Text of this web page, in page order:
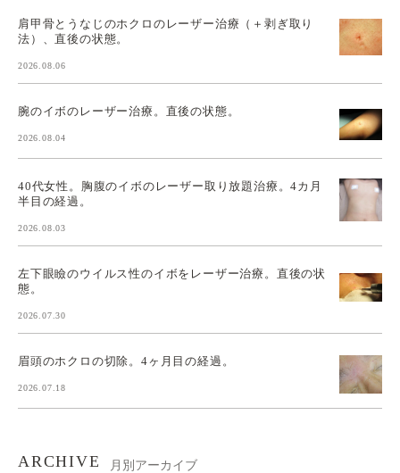
肩甲骨とうなじのホクロのレーザー治療（＋剥ぎ取り
法）、直後の状態。
2026.08.06
腕のイボのレーザー治療。直後の状態。
2026.08.04
40代女性。胸腹のイボのレーザー取り放題治療。4カ月
半目の経過。
2026.08.03
左下眼瞼のウイルス性のイボをレーザー治療。直後の状
態。
2026.07.30
眉頭のホクロの切除。4ヶ月目の経過。
2026.07.18
ARCHIVE 月別アーカイブ